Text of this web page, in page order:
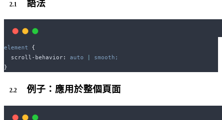
語法
element
{
scroll-behavior: auto
smooth;
}
例子：應用於整個頁面